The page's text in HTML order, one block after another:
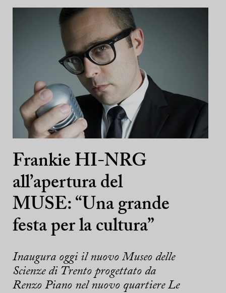
Frankie HI-NRG
all’apertura del
MUSE: “Una grande
festa per la cultura”
Inaugura oggi il nuovo Museo delle
Scienze di Trento progettato da
Renzo Piano nel nuovo quartiere Le